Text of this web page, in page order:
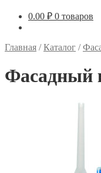
0.00 ₽ 0 товаров
Главная /Каталог /
Фасадный